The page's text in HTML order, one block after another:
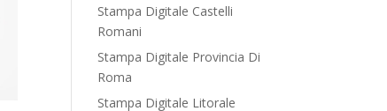
Stampa Digitale Castelli
Romani
Stampa Digitale Provincia Di
Roma
Stampa Digitale Litorale